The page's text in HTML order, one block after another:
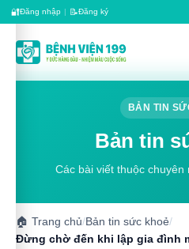
🔐Đăng nhập | 📝Đăng ký
BẢN TIN
Bản tin
Các bài viết thuộc chuyên
🏠 Trang chủ/Bản tin sức khoẻ/
Đừng chờ đến khi lập gia đình